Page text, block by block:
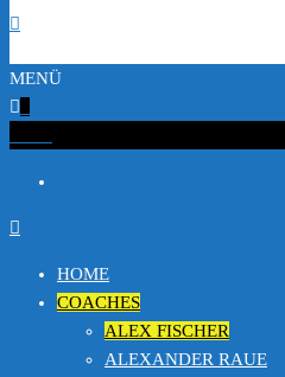
MENÜ
HOME
COACHES
ALEX FISCHER
ALEXANDER RAUE